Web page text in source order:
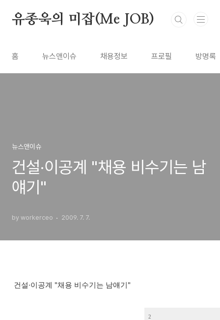
유종욱의 미잡(Me JOB)
홈 뉴스앤이슈 채용정보 프로필 방명록
뉴스앤이슈
건설·이공계 "채용 비수기는 남
얘기"
by workerceo 2009. 7. 7.
건설·이공계 "채용 비수기는 남얘기"
2